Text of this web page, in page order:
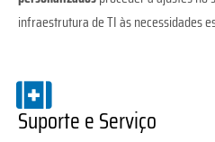
infraestrutura de TI às necessidades
Suporte e Serviço